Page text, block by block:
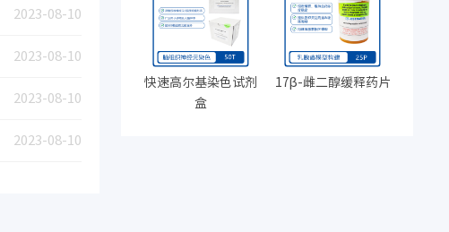
2023-08-10
2023-08-10
2023-08-10
2023-08-10
快速高尔基染色试剂
盒
17β-雌二醇缓释药片